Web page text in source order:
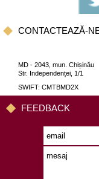
CONTACTEAZĂ-
MD - 2043, mun. Chișinău
Str. Independenței, 1/1
SWIFT: CMTBMD2X
FEEDBACK